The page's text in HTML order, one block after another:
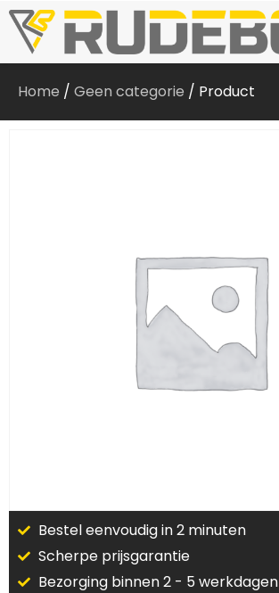
Home / Geen categorie / Product
Bestel eenvoudig in 2 minuten
Scherpe prijsgarantie
Bezorging binnen 2 - 5 werkdagen